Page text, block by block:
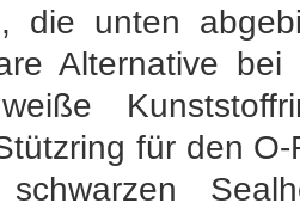
die unten
Alternative
für den